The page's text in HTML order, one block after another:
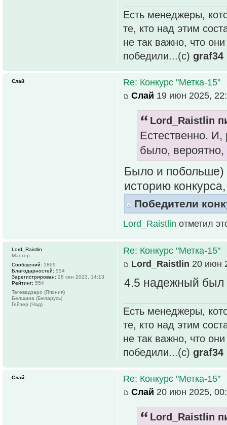
Есть менеджеры,
те, кто над этим
не так важно, что
победили...(с) graf34
Re: Конкурс "Метка-15"
Слай 19 июн 2025,
Lord_Raistlin
Естественно. И,
было, вероятно,
Было и
историю
Победители
Lord_Raistlin отметил
Слай
Re: Конкурс "Метка-15"
Lord_Raistlin 20 июн
4.5 надежный был
Есть менеджеры,
те, кто над этим
не так важно, что
победили...(с) graf34
Lord_Raistlin
Мастер
Сообщений: 1869
Благодарностей: 554
Зарегистрирован: 28 сен 2023, 14:13
Рейтинг: 554
Тегевадзаро (Япония)
Белшина (Беларусь)
Гейзер (Чад)
Re: Конкурс "Метка-15"
Слай 20 июн 2025,
Lord_Raistlin
Слай